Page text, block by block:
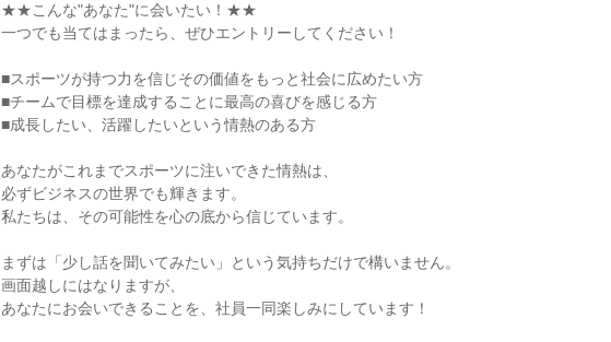
★★こんな"あなた"に会いたい！★★
一つでも当てはまったら、ぜひエントリーしてください！
■スポーツが持つ力を信じその価値をもっと社会に広めたい方
■チームで目標を達成することに最高の喜びを感じる方
■成長したい、活躍したいという情熱のある方
あなたがこれまでスポーツに注いできた情熱は、
必ずビジネスの世界でも輝きます。
私たちは、その可能性を心の底から信じています。
まずは「少し話を聞いてみたい」という気持ちだけで構いません。
画面越しにはなりますが、
あなたにお会いできることを、社員一同楽しみにしています！